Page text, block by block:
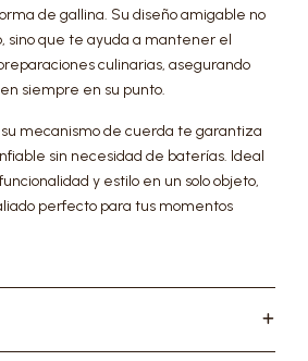
de gallina. Su diseño amigable no
sino que te ayuda a mantener el
culinarias, asegurando
siempre en su punto.
su mecanismo de cuerda te garantiza
sin necesidad de baterías. Ideal
y estilo en un solo objeto,
perfecto para tus momentos